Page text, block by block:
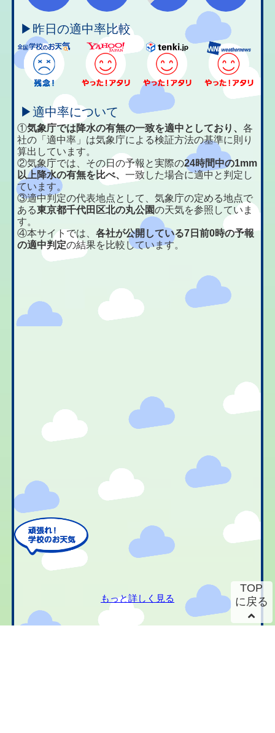
▶昨日の適中率比較
▶適中率について
①気象庁では降水の有無の一致を適中としており、各
社の「適中率」は気象庁による検証方法の基準に則り
算出しています。
②気象庁では、その日の予報と実際の24時間中の1mm
以上降水の有無を比べ、一致した場合に適中と判定し
ています。
③適中判定の代表地点として、気象庁の定める地点で
ある東京都千代田区北の丸公園の天気を参照していま
す。
④本サイトでは、各社が公開している7日前0時の予報
の適中判定の結果を比較しています。
もっと詳しく見る
TOP
に戻る